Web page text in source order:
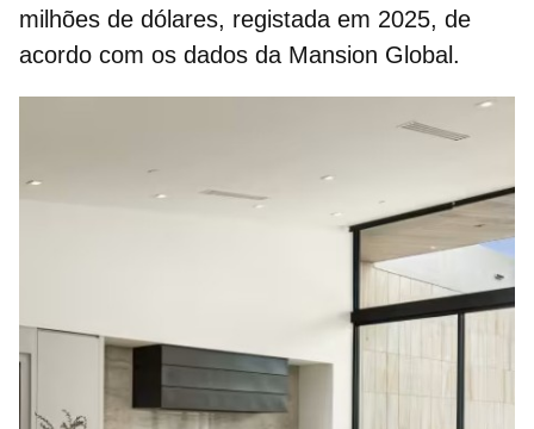
milhões de dólares, registada em 2025, de
acordo com os dados da Mansion Global.